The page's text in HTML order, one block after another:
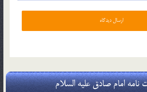
نامه امام صادق علیه السلام